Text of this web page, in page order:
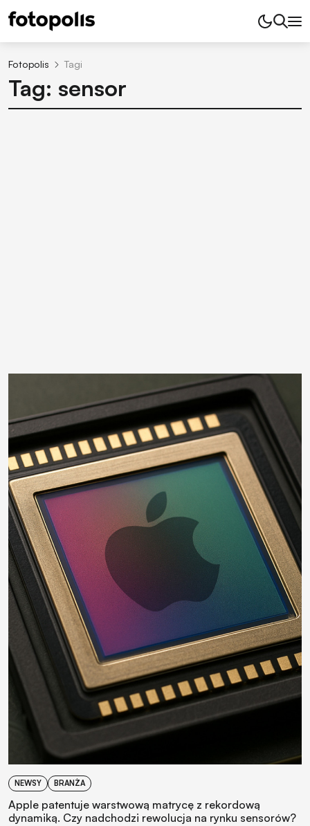
Fotopolis Tagi
Tag: sensor
NEWSY BRANŻA
Apple patentuje warstwową matrycę z rekordową
dynamiką. Czy nadchodzi rewolucja na rynku sensorów?